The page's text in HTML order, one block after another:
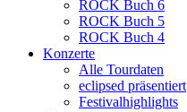
ROCK Buch 6
ROCK Buch 5
ROCK Buch 4
Konzerte
Alle Tourdaten
eclipsed präsentiert
Festivalhighlights